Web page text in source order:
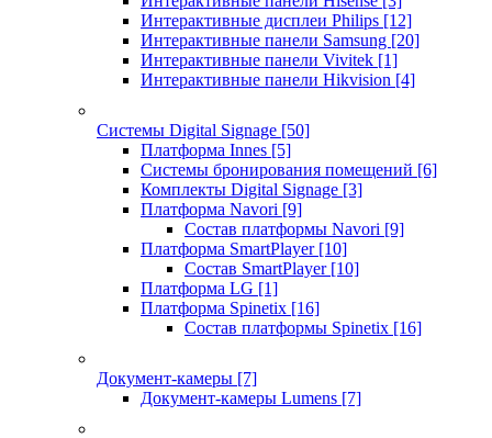
Интерактивные дисплеи Philips [12]
Интерактивные панели Samsung [20]
Интерактивные панели Vivitek [1]
Интерактивные панели Hikvision [4]
Системы Digital Signage [50]
Платформа Innes [5]
Системы бронирования помещений [6]
Комплекты Digital Signage [3]
Платформа Navori [9]
Состав платформы Navori [9]
Платформа SmartPlayer [10]
Состав SmartPlayer [10]
Платформа LG [1]
Платформа Spinetix [16]
Состав платформы Spinetix [16]
Документ-камеры [7]
Документ-камеры Lumens [7]